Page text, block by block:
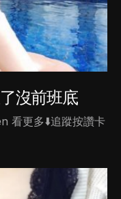
沒前班底
看更多⬇️追蹤按讚卡